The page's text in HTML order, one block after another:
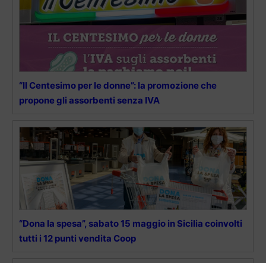
“Il Centesimo per le donne”: la promozione che
propone gli assorbenti senza IVA
“Dona la spesa”, sabato 15 maggio in Sicilia coinvolti
tutti i 12 punti vendita Coop